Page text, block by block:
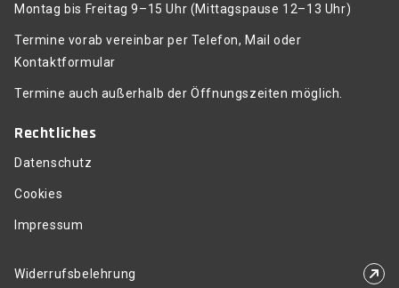
Montag bis Freitag 9–15 Uhr (Mittagspause 12–13 Uhr)
Termine vorab vereinbar per Telefon, Mail oder
Kontaktformular
Termine auch außerhalb der Öffnungszeiten möglich.
Rechtliches
Datenschutz
Cookies
Impressum
Widerrufsbelehrung